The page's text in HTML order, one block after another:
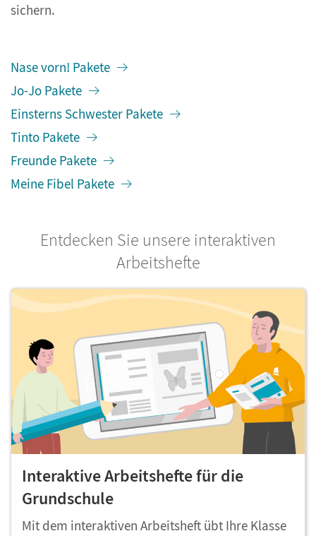
sichern.
Nase vorn! Pakete
Jo-Jo Pakete
Einsterns Schwester Pakete
Tinto Pakete
Freunde Pakete
Meine Fibel Pakete
Entdecken Sie unsere interaktiven
Arbeitshefte
Interaktive Arbeitshefte für die
Grundschule
Mit dem interaktiven Arbeitsheft übt Ihre Klasse